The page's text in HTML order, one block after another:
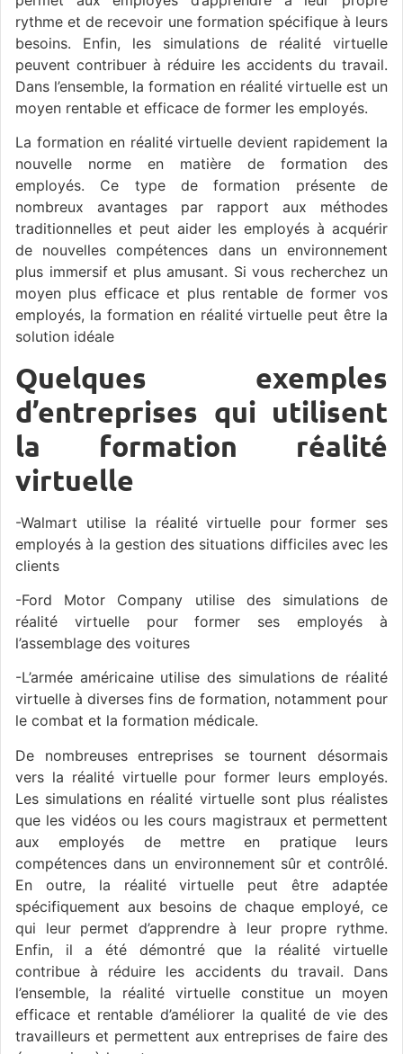
rythme et de recevoir une formation spécifique à leurs
besoins. Enfin, les simulations de réalité virtuelle
peuvent contribuer à réduire les accidents du travail.
Dans l’ensemble, la formation en réalité virtuelle est un
moyen rentable et efficace de former les employés.
La formation en réalité virtuelle devient rapidement la
nouvelle norme en matière de formation des
employés. Ce type de formation présente de
nombreux avantages par rapport aux méthodes
traditionnelles et peut aider les employés à acquérir
de nouvelles compétences dans un environnement
plus immersif et plus amusant. Si vous recherchez un
moyen plus efficace et plus rentable de former vos
employés, la formation en réalité virtuelle peut être la
solution idéale
Quelques exemples
d’entreprises qui utilisent
la formation réalité
virtuelle
-Walmart utilise la réalité virtuelle pour former ses
employés à la gestion des situations difficiles avec les
clients
-Ford Motor Company utilise des simulations de
réalité virtuelle pour former ses employés à
l’assemblage des voitures
-L’armée américaine utilise des simulations de réalité
virtuelle à diverses fins de formation, notamment pour
le combat et la formation médicale.
De nombreuses entreprises se tournent désormais
vers la réalité virtuelle pour former leurs employés.
Les simulations en réalité virtuelle sont plus réalistes
que les vidéos ou les cours magistraux et permettent
aux employés de mettre en pratique leurs
compétences dans un environnement sûr et contrôlé.
En outre, la réalité virtuelle peut être adaptée
spécifiquement aux besoins de chaque employé, ce
qui leur permet d’apprendre à leur propre rythme.
Enfin, il a été démontré que la réalité virtuelle
contribue à réduire les accidents du travail. Dans
l’ensemble, la réalité virtuelle constitue un moyen
efficace et rentable d’améliorer la qualité de vie des
travailleurs et permettent aux entreprises de faire des